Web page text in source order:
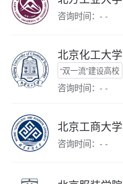
咨询时间：- -
北京化工大学
“双一流”建设高校
咨询时间：- -
北京工商大学
咨询时间：- -